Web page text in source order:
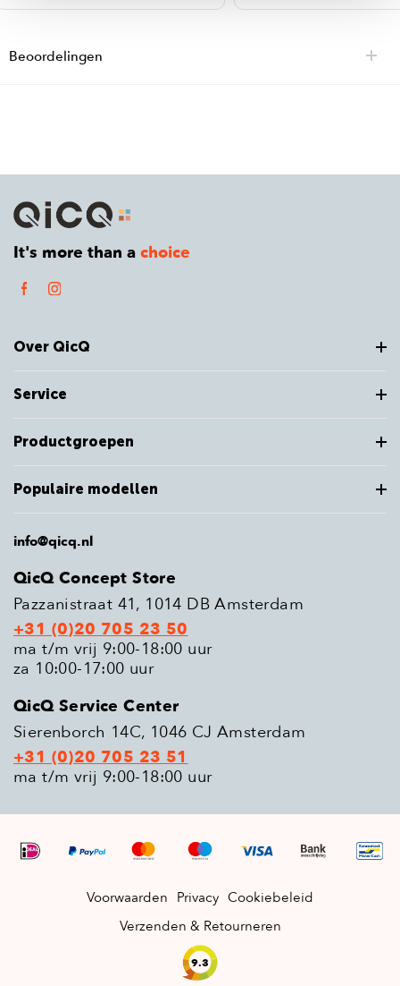
Beoordelingen
It's more than a choice
Over QicQ
Service
Productgroepen
Populaire modellen
info@qicq.nl
QicQ Concept Store
Pazzanistraat 41, 1014 DB Amsterdam
+31 (0)20 705 23 50
ma t/m vrij 9:00-18:00 uur
za 10:00-17:00 uur
QicQ Service Center
Sierenborch 14C, 1046 CJ Amsterdam
+31 (0)20 705 23 51
ma t/m vrij 9:00-18:00 uur
Voorwaarden Privacy Cookiebeleid
Verzenden & Retourneren
9.3